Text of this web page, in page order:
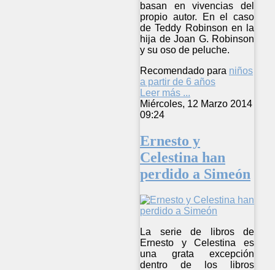
basan en vivencias del
propio autor. En el caso
de Teddy Robinson en la
hija de Joan G. Robinson
y su oso de peluche.
Recomendado para niños
a partir de 6 años
Leer más ...
Miércoles, 12 Marzo 2014
09:24
Ernesto y
Celestina han
perdido a Simeón
La serie de libros de
Ernesto y Celestina es
una grata excepción
dentro de los libros